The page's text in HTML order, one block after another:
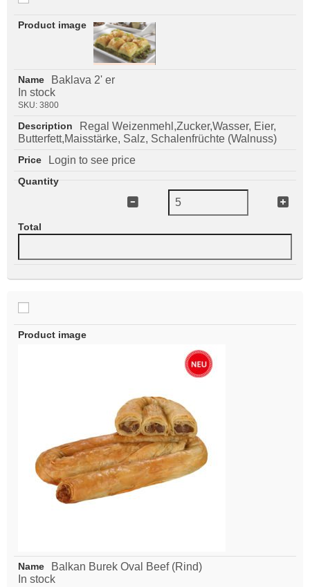
Baklava 2' er
In stock
SKU: 3800
Regal Weizenmehl,Zucker,Wasser, Eier,
Butterfett,Maisstärke, Salz, Schalenfrüchte (Walnuss)
Login to see price
Balkan Burek Oval Beef (Rind)
In stock